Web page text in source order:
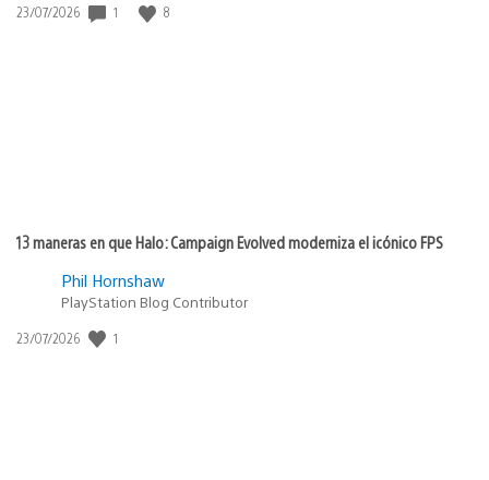
Fecha
23/07/2026 1 8
13 maneras en que Halo: Campaign Evolved moderniza el icónico FPS
Phil Hornshaw
PlayStation Blog Contributor
Fecha
23/07/2026 1